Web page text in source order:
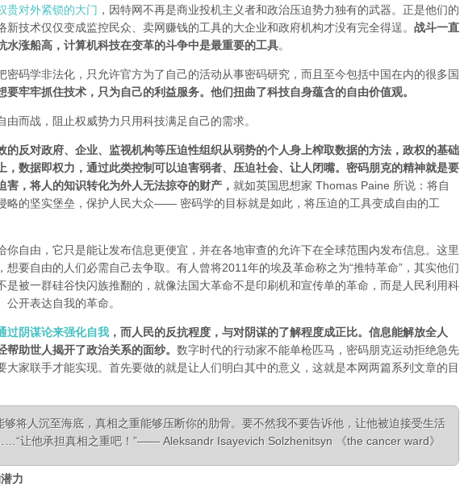
贵对外紧锁的大门 ，因特网不再是商业投机主义者和政治压迫势力独有的武器。正是他们的
新技术仅仅变成监控民众、卖网赚钱的工具的大企业和政府机构才没有完全得逞。 战斗一直
水涨船高，计算机科技在变革的斗争中是最重要的工具。
密码学非法化，只允许官方为了自己的活动从事密码研究，而且至今包括中国在内的很多国
要牢牢抓住技术，只为自己的利益服务。他们扭曲了科技自身蕴含的自由价值观。
由而战，阻止权威势力只用科技满足自己的需求。
的反对政府、企业、监视机构等压迫性组织从弱势的个人身上榨取数据的方法，政权的基础
，数据即权力，通过此类控制可以迫害弱者、压迫社会、让人闭嘴。密码朋克的精神就是要
害，将人的知识转化为外人无法掠夺的财产 ， 就如英国思想家 Thomas Paine 所说：将自
略的坚实堡垒，保护人民大众—— 密码学的目标就是如此，将压迫的工具变成自由的工
你自由，它只是能让发布信息更便宜，并在各地审查的允许下在全球范围内发布信息。这里
想要自由的人们必需自己去争取。有人曾将2011年的埃及革命称之为“推特革命”，其实他们
是被一群硅谷快闪族推翻的，就像法国大革命不是印刷机和宣传单的革命，而是人民利用科
开表达自我的革命。
过阴谋论来强化自我 ，而人民的反抗程度，与对阴谋的了解程度成正比。信息能解放全人
帮助世人揭开了政治关系的面纱。 数字时代的行动家不能单枪匹马，密码朋克运动拒绝急先
大家联手才能实现。首先要做的就是让人们明白其中的意义，这就是本网两篇系列文章的目
够将人沉至海底，真相之重能够压断你的肋骨。要不然我不要告诉他，让他被迫接受生活
让他承担真相之重吧！”—— Aleksandr Isayevich Solzhenitsyn 《the cancer ward》
力